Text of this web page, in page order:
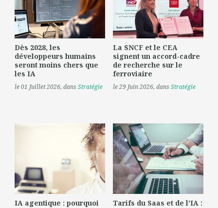
Dès 2028, les
développeurs humains
seront moins chers que
les IA
le 01 Juillet 2026, dansStratégie
La SNCF et le CEA
signent un accord-cadre
de recherche sur le
ferroviaire
le 29 Juin 2026, dansStratégie
IA agentique : pourquoi
Tarifs du Saas et de l'IA :